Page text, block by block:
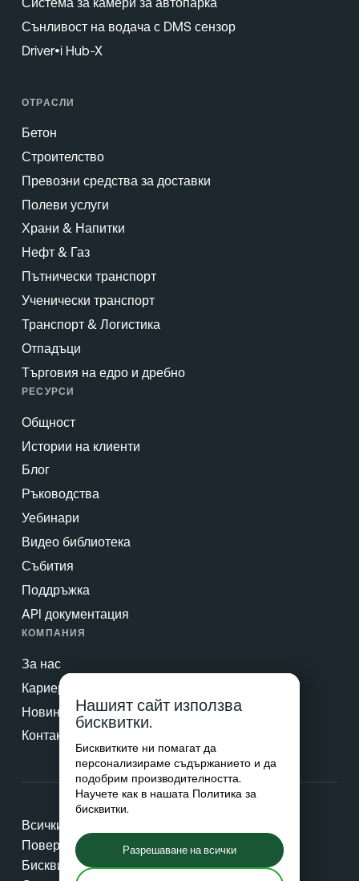
Сънливост на водача с DMS сензор
Driver•i Hub-X
ОТРАСЛИ
Бетон
Строителство
Превозни средства за доставки
Полеви услуги
Храни & Напитки
Нефт & Газ
Пътнически транспорт
Ученически транспорт
Транспорт & Логистика
Отпадъци
Търговия на едро и дребно
РЕСУРСИ
Общност
Истории на клиенти
Блог
Ръководства
Уебинари
Видео библиотека
Събития
Поддръжка
API документация
КОМПАНИЯ
За нас
Кариери
Новини & Преса
Контакт
Всички права запазени © 2026 Netradyne
Поверителност
Бисквитки
Нашият сайт използва
бисквитки.
Бисквитките ни помагат да
персонализираме съдържанието и да
подобрим производителността.
Научете как в нашата Политика за
бисквитки.
Разрешаване на всички